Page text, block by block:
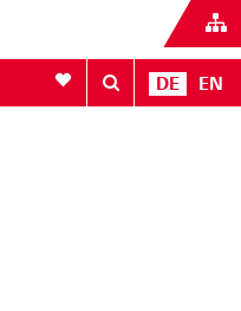
Zur Favoritenliste
DE EN